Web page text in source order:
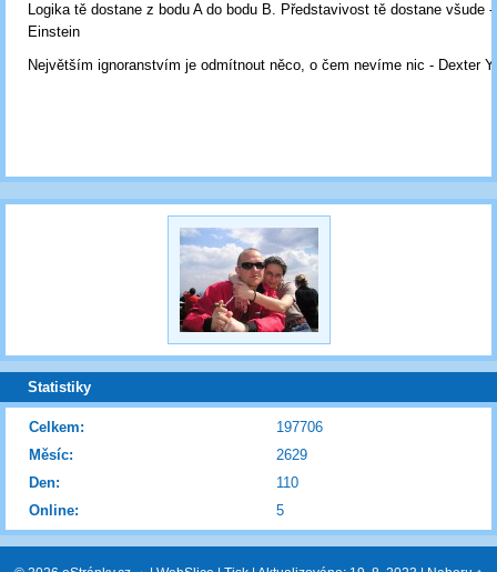
Logika tě dostane z bodu A do bodu B. Představivost tě dostane všude -
Einstein
Největším ignoranstvím je odmítnout něco, o čem nevíme nic - Dexter
Statistiky
Online: 5
Celkem:
197706
Měsíc:
2629
Den:
110